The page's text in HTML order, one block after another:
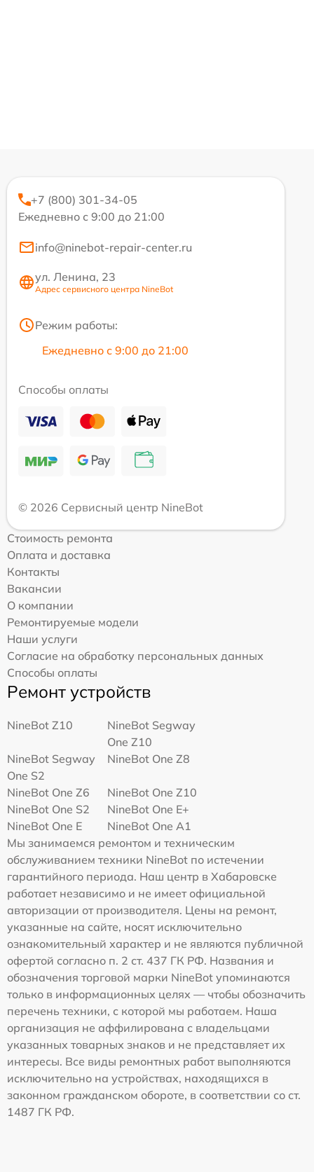
+7 (800) 301-34-05
Ежедневно с 9:00 до 21:00
info@ninebot-repair-center.ru
ул. Ленина, 23
Адрес сервисного центра NineBot
Режим работы:
Ежедневно с 9:00 до 21:00
Способы оплаты
© 2026 Сервисный центр NineBot
Стоимость ремонта
Оплата и доставка
Контакты
Вакансии
О компании
Ремонтируемые модели
Наши услуги
Согласие на обработку персональных данных
Способы оплаты
Ремонт устройств
NineBot Z10
NineBot Segway
One Z10
NineBot Segway
One S2
NineBot One Z8
NineBot One Z6
NineBot One Z10
NineBot One S2
NineBot One E+
NineBot One E
NineBot One A1
Мы занимаемся ремонтом и техническим
обслуживанием техники NineBot по истечении
гарантийного периода. Наш центр в Хабаровске
работает независимо и не имеет официальной
авторизации от производителя. Цены на ремонт,
указанные на сайте, носят исключительно
ознакомительный характер и не являются публичной
офертой согласно п. 2 ст. 437 ГК РФ. Названия и
обозначения торговой марки NineBot упоминаются
только в информационных целях — чтобы обозначить
перечень техники, с которой мы работаем. Наша
организация не аффилирована с владельцами
указанных товарных знаков и не представляет их
интересы. Все виды ремонтных работ выполняются
исключительно на устройствах, находящихся в
законном гражданском обороте, в соответствии со ст.
1487 ГК РФ.